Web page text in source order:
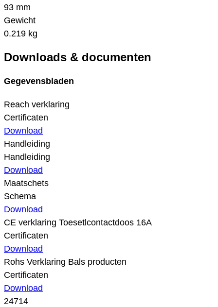
93 mm
Gewicht
0.219 kg
Downloads & documenten
Gegevensbladen
Reach verklaring
Certificaten
Download
Handleiding
Handleiding
Download
Maatschets
Schema
Download
CE verklaring Toesetlcontactdoos 16A
Certificaten
Download
Rohs Verklaring Bals producten
Certificaten
Download
24714